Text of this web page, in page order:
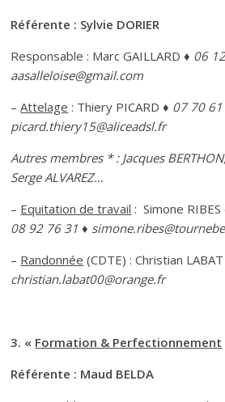
Référente : Sylvie DORIER
Responsable : Marc GAILLARD♦ 06
aasalleloise@gmail.com
–Attelage : Thiery PICARD♦ 07 70
picard.thiery15@aliceadsl.fr
Autres membres * : Jacques
Serge ALVAREZ…
– Equitation de travail : Simone
08 92 76 31 ♦
– Randonnée (CDTE) : Christian
christian.labat00@orange.fr
3. « Formation & Perfectionnement
Référente : Maud BELDA